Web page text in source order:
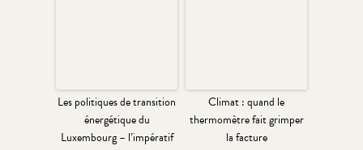
Les politiques de transition
énergétique du
Luxembourg – l’impératif
Climat : quand le
thermomètre fait grimper
la facture